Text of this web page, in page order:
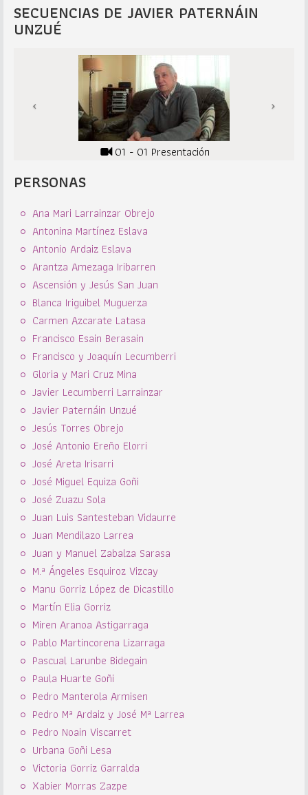
SECUENCIAS DE JAVIER PATERNÁIN
UNZUÉ
01 - 01 Presentación
PERSONAS
Ana Mari Larrainzar Obrejo
Antonina Martínez Eslava
Antonio Ardaiz Eslava
Arantza Amezaga Iribarren
Ascensión y Jesús San Juan
Blanca Iriguibel Muguerza
Carmen Azcarate Latasa
Francisco Esain Berasain
Francisco y Joaquín Lecumberri
Gloria y Mari Cruz Mina
Javier Lecumberri Larrainzar
Javier Paternáin Unzué
Jesús Torres Obrejo
José Antonio Ereño Elorri
José Areta Irisarri
José Miguel Equiza Goñi
José Zuazu Sola
Juan Luis Santesteban Vidaurre
Juan Mendilazo Larrea
Juan y Manuel Zabalza Sarasa
M.ª Ángeles Esquiroz Vizcay
Manu Gorriz López de Dicastillo
Martín Elia Gorriz
Miren Aranoa Astigarraga
Pablo Martincorena Lizarraga
Pascual Larunbe Bidegain
Paula Huarte Goñi
Pedro Manterola Armisen
Pedro Mª Ardaiz y José Mª Larrea
Pedro Noain Viscarret
Urbana Goñi Lesa
Victoria Gorriz Garralda
Xabier Morras Zazpe